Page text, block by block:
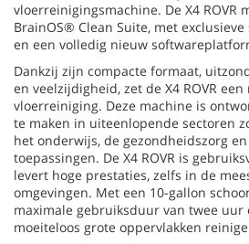
vloerreinigingsmachine. De X4 ROVR
BrainOS® Clean Suite, met
en een volledig nieuw
Dankzij zijn compacte formaat,
en veelzijdigheid, zet de X4 ROVR
vloerreiniging. Deze machine is
te maken in uiteenlopende sectoren
het onderwijs, de gezondheidszorg
toepassingen. De X4 ROVR is
levert hoge prestaties, zelfs in de
omgevingen. Met een 10-gallon
maximale gebruiksduur van twee uur
moeiteloos grote oppervlakken